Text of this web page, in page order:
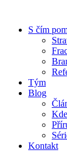
S čím
Tým
Blog
Kontakt